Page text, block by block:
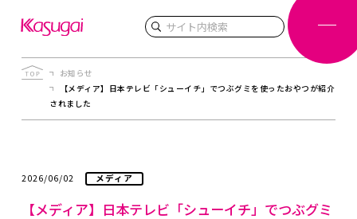
検索
お知らせ
【メディア】日本テレビ「シューイチ」でつぶグミを使ったおやつが紹介
されました
2026/06/02 メディア
【メディア】日本テレビ「シューイチ」でつぶグミ